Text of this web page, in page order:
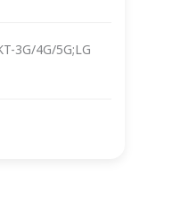
3G/4G/5G;LG